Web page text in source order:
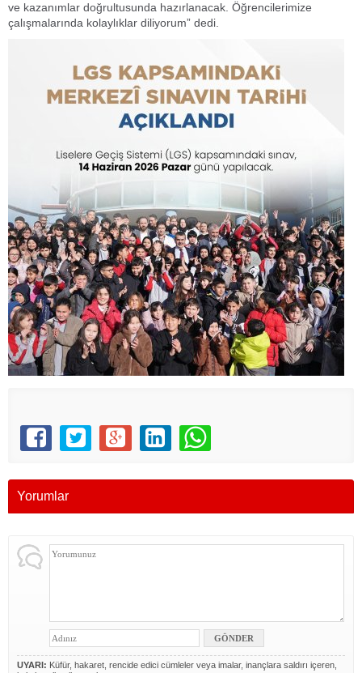
ve kazanımlar doğrultusunda hazırlanacak. Öğrencilerimize
çalışmalarında kolaylıklar diliyorum” dedi.
Yorumlar
UYARI: Küfür, hakaret, rencide edici cümleler veya imalar, inançlara saldırı içeren,